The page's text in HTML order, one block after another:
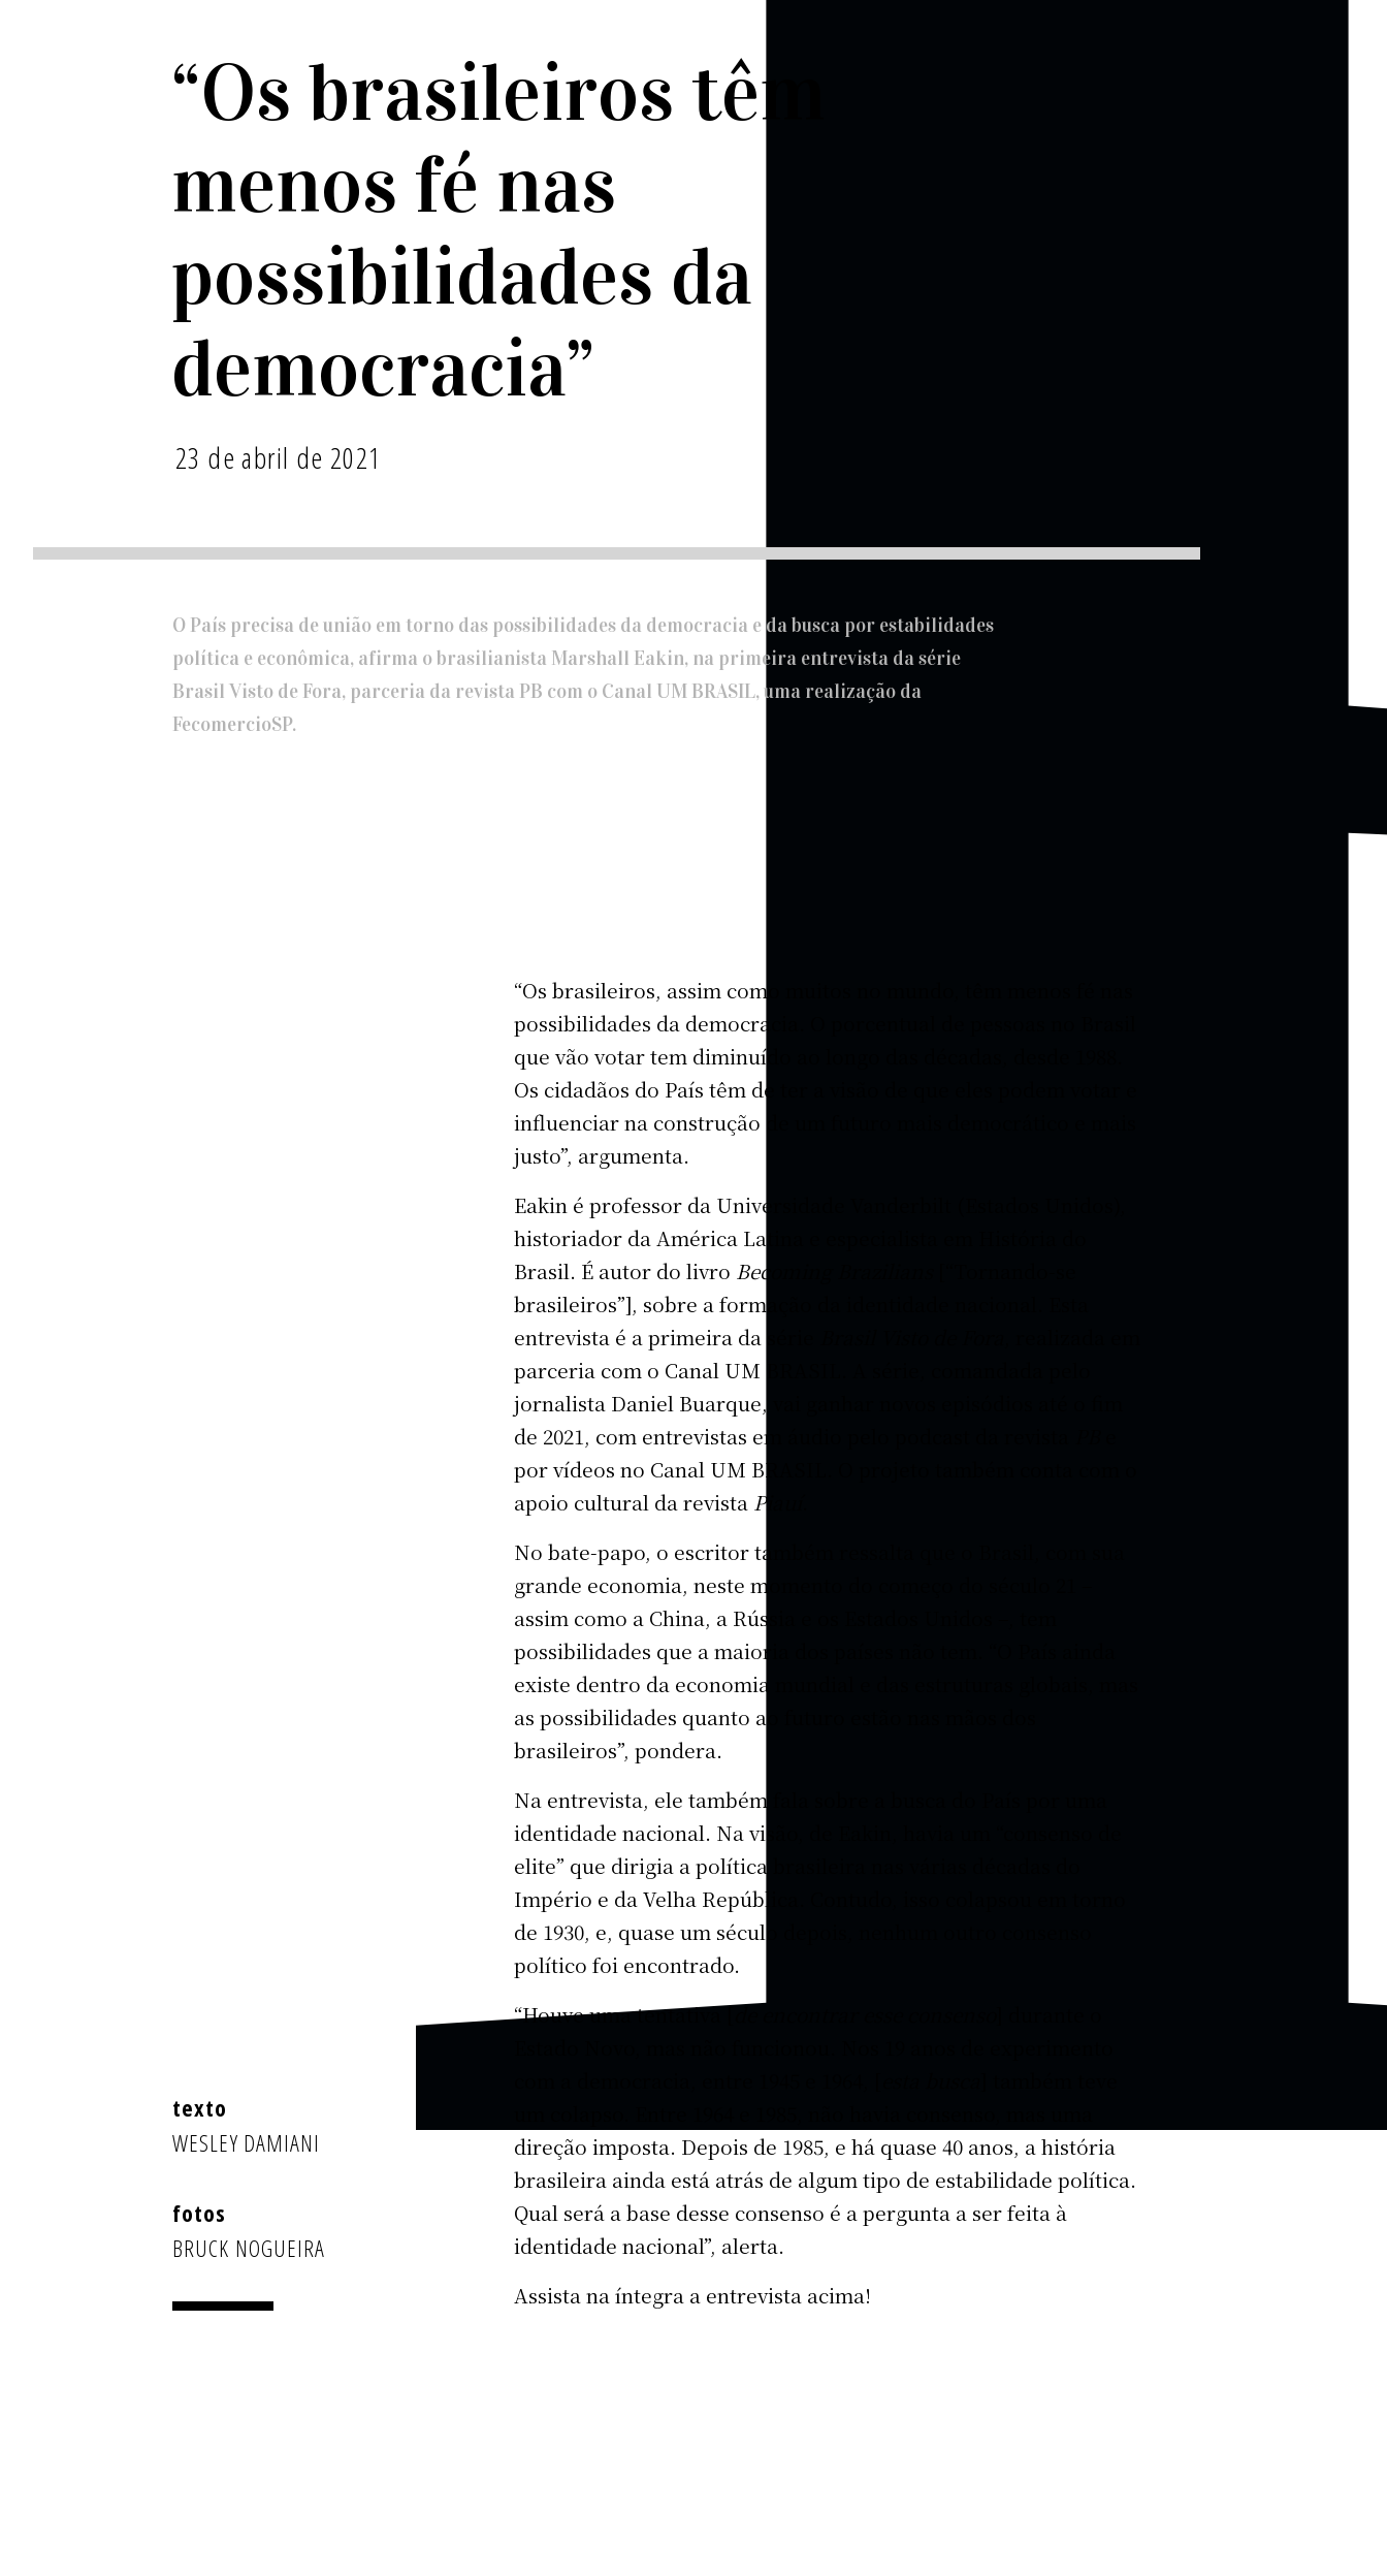
“Os brasileiros têm
menos fé nas
possibilidades da
democracia”
23 de abril de 2021
O País precisa de união em torno das possibilidades da democracia e da busca por estabilidades
política e econômica, afirma o brasilianista Marshall Eakin, na primeira entrevista da série
Brasil Visto de Fora, parceria da revista PB com o Canal UM BRASIL, uma realização da
FecomercioSP.
WESLEY DAMIANI
BRUCK NOGUEIRA
“Os brasileiros, assim como muitos no mundo, têm menos fé nas
possibilidades da democracia. O porcentual de pessoas no Brasil
que vão votar tem diminuído ao longo das décadas, desde 1988.
Os cidadãos do País têm de ter a visão de que eles podem votar e
influenciar na construção de um futuro mais democrático e mais
justo”, argumenta.
Eakin é professor da Universidade Vanderbilt (Estados Unidos),
historiador da América Latina e especialista em História do
Brasil. É autor do livro Becoming Brazilians
brasileiros”], sobre a formação da identidade nacional. Esta
entrevista é a primeira da série
parceria com o Canal UM BRASIL. A série, comandada pelo
jornalista Daniel Buarque, vai ganhar novos episódios até o fim
de 2021, com entrevistas em áudio pelo podcast da revista
por vídeos no Canal UM BRASIL. O projeto também conta com o
apoio cultural da revista Piauí
No bate-papo, o escritor também ressalta que o Brasil, com sua
grande economia, neste momento do começo do século 21 –
assim como a China, a Rússia e os Estados Unidos –, tem
possibilidades que a maioria dos países não tem. “O País ainda
existe dentro da economia mundial e das estruturas globais, mas
as possibilidades quanto ao futuro estão nas mãos dos
brasileiros”, pondera.
Na entrevista, ele também fala sobre a busca do País por uma
identidade nacional. Na visão, de Eakin, havia um “consenso de
elite” que dirigia a política brasileira nas várias décadas do
Império e da Velha República. Contudo, isso colapsou em torno
de 1930, e, quase um século depois, nenhum outro consenso
político foi encontrado.
“Houve uma tentativa [de encontrar esse consenso
direção imposta. Depois de 1985, e há quase 40 anos, a história
brasileira ainda está atrás de algum tipo de estabilidade política.
Qual será a base desse consenso é a pergunta a ser feita à
identidade nacional”, alerta.
Assista na íntegra a entrevista acima!